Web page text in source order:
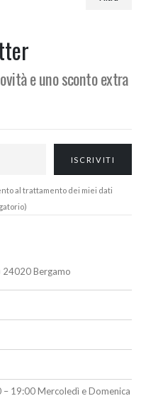
e uno sconto extra
al trattamento dei miei dati
24020 Bergamo
19:00 Mercoledì e Domenica